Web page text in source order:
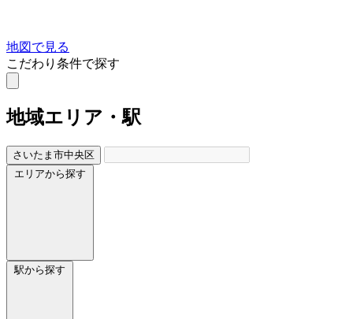
地図で見る
こだわり条件で探す
地域エリア・駅
さいたま市中央区
エリアから探す
駅から探す